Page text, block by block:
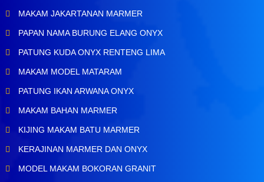
MAKAM JAKARTANAN MARMER
PAPAN NAMA BURUNG ELANG ONYX
PATUNG KUDA ONYX RENTENG LIMA
MAKAM MODEL MATARAM
PATUNG IKAN ARWANA ONYX
MAKAM BAHAN MARMER
KIJING MAKAM BATU MARMER
KERAJINAN MARMER DAN ONYX
MODEL MAKAM BOKORAN GRANIT